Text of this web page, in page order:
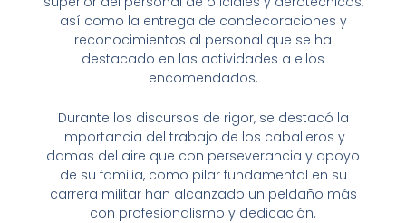
así como la entrega de condecoraciones y
reconocimientos al personal que se ha
destacado en las actividades a ellos
encomendados.
Durante los discursos de rigor, se destacó la
importancia del trabajo de los caballeros y
damas del aire que con perseverancia y apoyo
de su familia, como pilar fundamental en su
carrera militar han alcanzado un peldaño más
con profesionalismo y dedicación.